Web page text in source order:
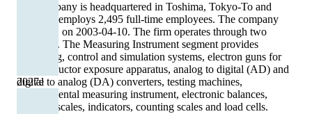
2027e
The company is headquartered in Toshima, Tokyo-To and
currently employs 2,495 full-time employees. The company
went IPO on 2003-04-10. The firm operates through two
segments. The Measuring Instrument segment provides
measuring, control and simulation systems, electron guns for
semiconductor exposure apparatus, analog to digital (AD) and
digital to analog (DA) converters, testing machines,
environmental measuring instrument, electronic balances,
platform scales, indicators, counting scales and load cells.